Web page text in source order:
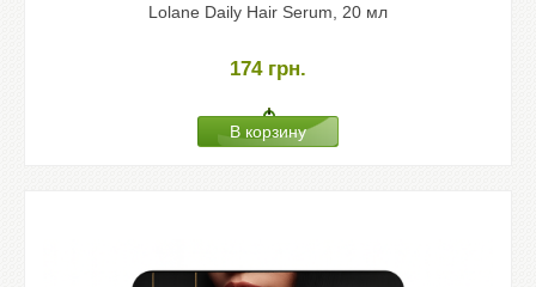
Lolane Daily Hair Serum, 20 мл
174 грн.